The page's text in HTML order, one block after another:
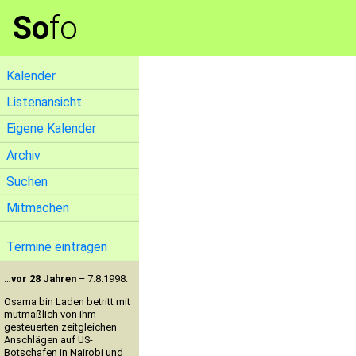
Sofo
Kalender
Listenansicht
Eigene Kalender
Archiv
Suchen
Mitmachen
Termine eintragen
…vor 28 Jahren – 7.8.1998:
Osama bin Laden betritt mit
mutmaßlich von ihm
gesteuerten zeitgleichen
Anschlägen auf US-
Botschafen in Nairobi und